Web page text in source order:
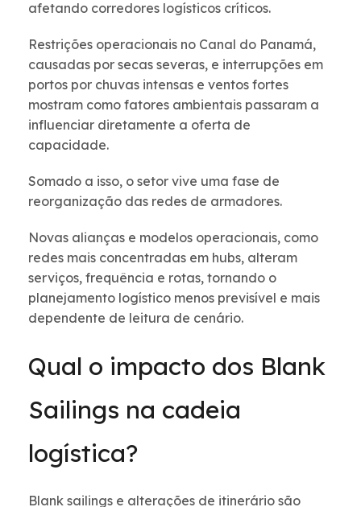
afetando corredores logísticos críticos.
Restrições operacionais no Canal do Panamá,
causadas por secas severas, e interrupções em
portos por chuvas intensas e ventos fortes
mostram como fatores ambientais passaram a
influenciar diretamente a oferta de
capacidade.
Somado a isso, o setor vive uma fase de
reorganização das redes de armadores.
Novas alianças e modelos operacionais, como
redes mais concentradas em hubs, alteram
serviços, frequência e rotas, tornando o
planejamento logístico menos previsível e mais
dependente de leitura de cenário.
Qual o impacto dos Blank
Sailings na cadeia
logística?
Blank sailings e alterações de itinerário são